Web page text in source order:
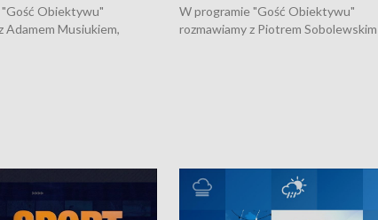
Obiektywu"
Adamem Musiukiem,
W programie "Gość Obiektywu"
rozmawiamy z Piotrem